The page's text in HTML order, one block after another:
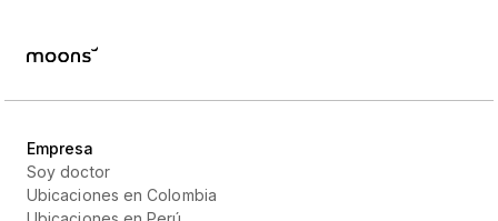
Empresa
Soy doctor
Ubicaciones en Colombia